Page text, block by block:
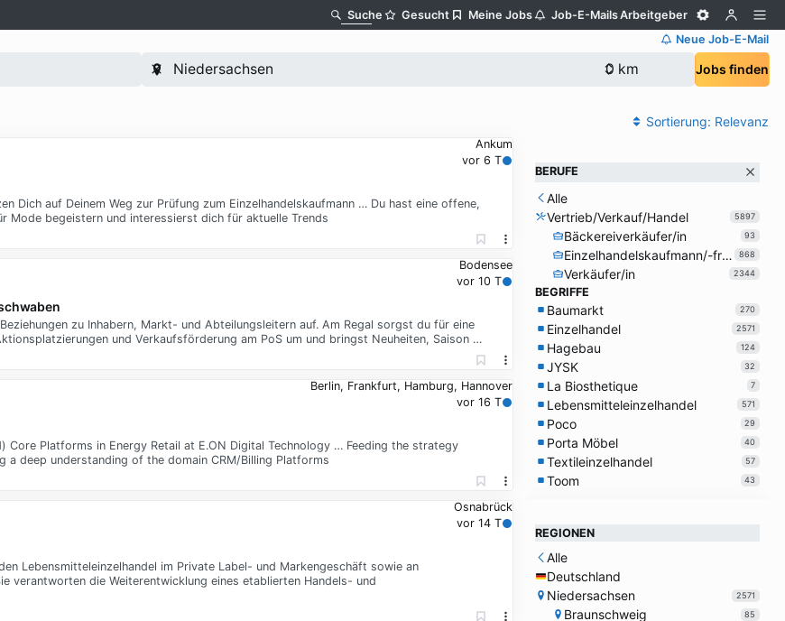
Suche Gesucht Meine Jobs Job-E-MailsArbeitgeber
Neue Job-E-Mail
Jobs finden
Sortierung: Relevanz
Ankum
vor 6 T
Dich auf Deinem Weg zur Prüfung zum Einzelhandelskaufmann … Du hast eine offene,
Mode begeistern und interessierst dich für aktuelle Trends
Bodensee
vor 10 T
zu Inhabern, Markt- und Abteilungsleitern auf. Am Regal sorgst du für eine
und Verkaufsförderung am PoS um und bringst Neuheiten, Saison …
Berlin, Frankfurt, Hamburg, Hannover
vor 16 T
Platforms in Energy Retail at E.ON Digital Technology … Feeding the strategy
deep understanding of the domain CRM/Billing Platforms
Osnabrück
vor 14 T
Lebensmitteleinzelhandel im Private Label- und Markengeschäft sowie an
verantworten die Weiterentwicklung eines etablierten Handels- und
BERUFE
Alle
Vertrieb/Verkauf/Handel
5897
Bäckereiverkäufer/in 93
Einzelhandelskaufmann/-frau 868
Verkäufer/in 2344
BEGRIFFE
Baumarkt 270
Einzelhandel 2571
Hagebau 124
JYSK 32
La Biosthetique 7
Lebensmitteleinzelhandel 571
Poco 29
Porta Möbel 40
Textileinzelhandel 57
Toom 43
REGIONEN
Alle
Deutschland
Niedersachsen
2571
Braunschweig 85